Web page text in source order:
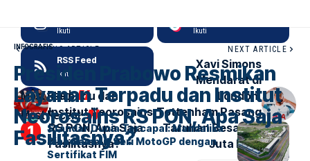
PREVIOUS ARTICLE
Presiden Prabowo
Resmikan Layanan
Terpadu dan
Institut Neorosains
RS PON, Apa Saja
Fasilitasnya?
NEXT ARTICLE
Xavi Simons
Mendarat di
London,
Tottenham Pasang
Taruhan Besar 60
Juta Euro
Ikuti Ikuti
RSS Feed
Ikuti
Most Read
Most Recent
Standar Dunia Tercapai: Mandalika
Siap Sambut Seri MotoGP dengan
Sertifikat FIM
INFOGRAFIS
Presiden Prabowo Resmikan
Layanan Terpadu dan Institut
Neorosains RS PON, Apa Saja
Fasilitasnya?